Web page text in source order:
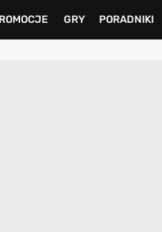
GRY PORADNIKI